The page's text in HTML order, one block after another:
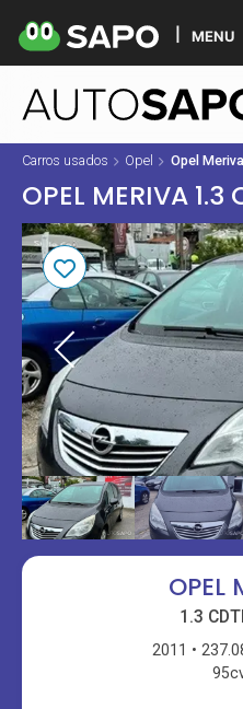
MENU
Carros usados Opel Opel Meriva
OPEL MERIVA 1.3
OPEL
1.3
2011